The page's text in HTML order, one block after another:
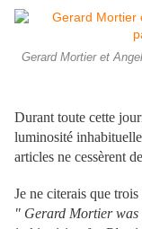
Gerard Mortier et
Durant toute cette
luminosité
articles ne cessèrent
Je ne citerais que
" Gerard Mortier was